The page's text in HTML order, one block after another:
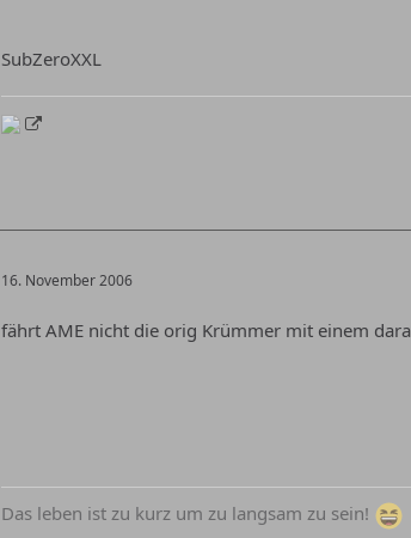
SubZeroXXL
16. November 2006
fährt AME nicht die orig Krümmer mit einem
Das leben ist zu kurz um zu langsam zu sein!